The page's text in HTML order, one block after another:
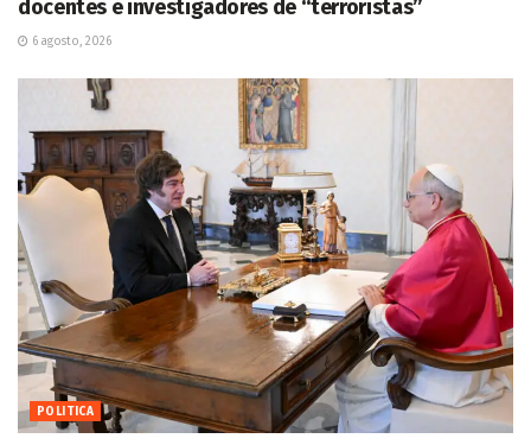
docentes e investigadores de “terroristas”
6 agosto, 2026
POLITICA